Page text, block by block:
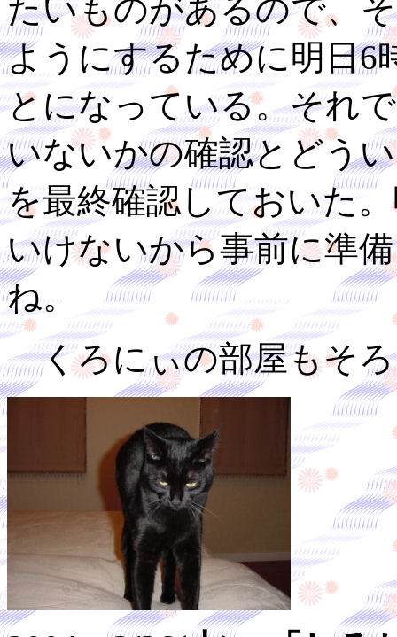
たいものがあるので、
ようにするために明日6
とになっている。それ
いないかの確認とどう
を最終確認しておいた
いけないから事前に準
ね。
くろにぃの部屋もそろ